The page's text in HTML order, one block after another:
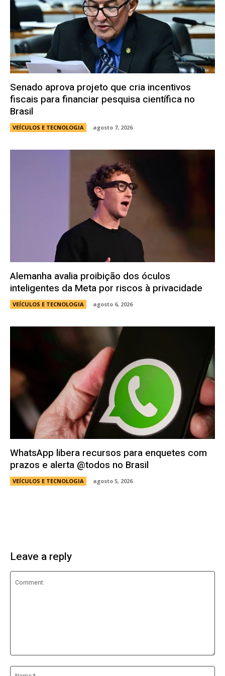
Senado aprova projeto que cria incentivos
fiscais para financiar pesquisa científica no
Brasil
VEÍCULOS E TECNOLOGIA agosto 7, 2026
Alemanha avalia proibição dos óculos
inteligentes da Meta por riscos à privacidade
VEÍCULOS E TECNOLOGIA agosto 6, 2026
WhatsApp libera recursos para enquetes com
prazos e alerta @todos no Brasil
VEÍCULOS E TECNOLOGIA agosto 5, 2026
Leave a reply